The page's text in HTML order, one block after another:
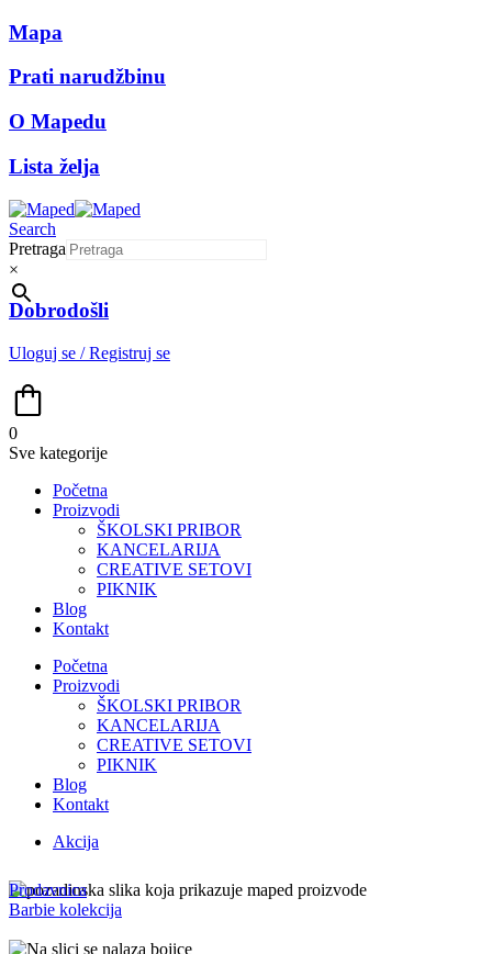
Mapa
Prati narudžbinu
O Mapedu
Lista želja
Search
Pretraga
×
Dobrodošli
Uloguj se / Registruj se
0
Sve kategorije
Početna
Proizvodi
ŠKOLSKI PRIBOR
KANCELARIJA
CREATIVE SETOVI
PIKNIK
Blog
Kontakt
Početna
Proizvodi
ŠKOLSKI PRIBOR
KANCELARIJA
CREATIVE SETOVI
PIKNIK
Blog
Kontakt
Akcija
Prodavnica
Barbie kolekcija